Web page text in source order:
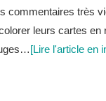
commentaires très
leurs cartes en
[Lire l'article en